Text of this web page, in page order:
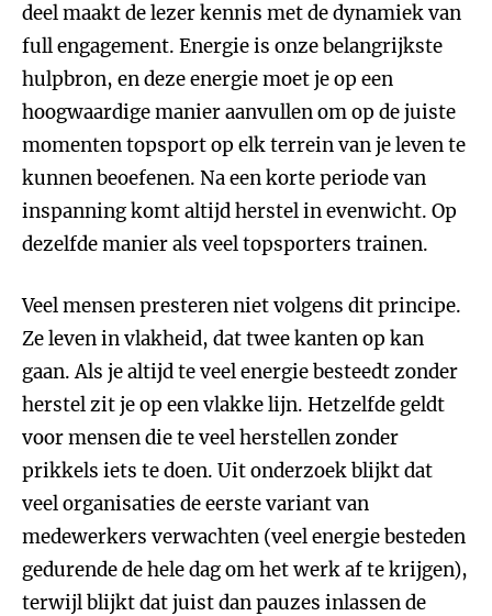
deel maakt de lezer kennis met de dynamiek van
full engagement. Energie is onze belangrijkste
hulpbron, en deze energie moet je op een
hoogwaardige manier aanvullen om op de juiste
momenten topsport op elk terrein van je leven te
kunnen beoefenen. Na een korte periode van
inspanning komt altijd herstel in evenwicht. Op
dezelfde manier als veel topsporters trainen.
Veel mensen presteren niet volgens dit principe.
Ze leven in vlakheid, dat twee kanten op kan
gaan. Als je altijd te veel energie besteedt zonder
herstel zit je op een vlakke lijn. Hetzelfde geldt
voor mensen die te veel herstellen zonder
prikkels iets te doen. Uit onderzoek blijkt dat
veel organisaties de eerste variant van
medewerkers verwachten (veel energie besteden
gedurende de hele dag om het werk af te krijgen),
terwijl blijkt dat juist dan pauzes inlassen de